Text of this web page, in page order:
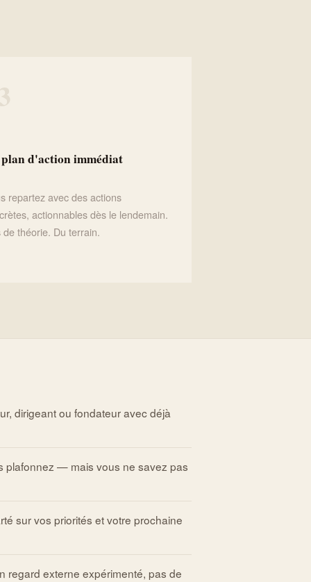
d'action immédiat
repartez avec des actions
actionnables dès le lendemain.
de théorie. Du terrain.
dirigeant ou fondateur avec déjà
plafonnez — mais vous ne savez pas
sur vos priorités et votre prochaine
regard externe expérimenté, pas de